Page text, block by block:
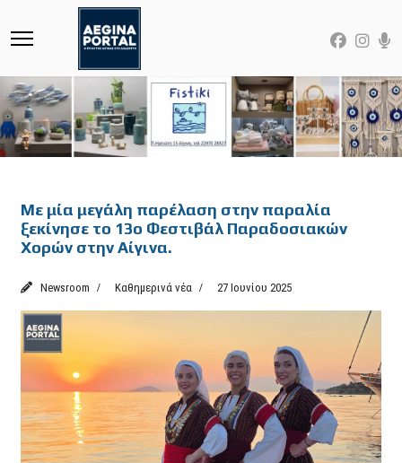
Με μία μεγάλη παρέλαση στην παραλία
ξεκίνησε το 13ο Φεστιβάλ Παραδοσιακών
Χορών στην Αίγινα.
Newsroom Καθημερινά νέα 27 Ιουνίου 2025